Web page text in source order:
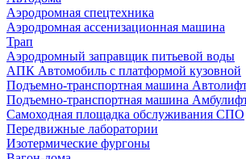
Аэродромная спецтехника
Аэродромная ассенизационная машина
Трап
Аэродромный заправщик питьевой воды
АПК Автомобиль с платформой кузовной
Подъемно-транспортная машина
Подъемно-транспортная машина
Самоходная площадка обслуживания СПО
Передвижные лаборатории
Изотермические фургоны